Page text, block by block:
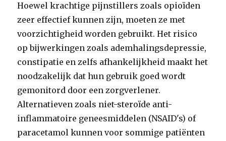
Hoewel krachtige pijnstillers zoals opioïden
zeer effectief kunnen zijn, moeten ze met
voorzichtigheid worden gebruikt. Het risico
op bijwerkingen zoals ademhalingsdepressie,
constipatie en zelfs afhankelijkheid maakt het
noodzakelijk dat hun gebruik goed wordt
gemonitord door een zorgverlener.
Alternatieven zoals niet-steroïde anti-
inflammatoire geneesmiddelen (NSAID's) of
paracetamol kunnen voor sommige patiënten